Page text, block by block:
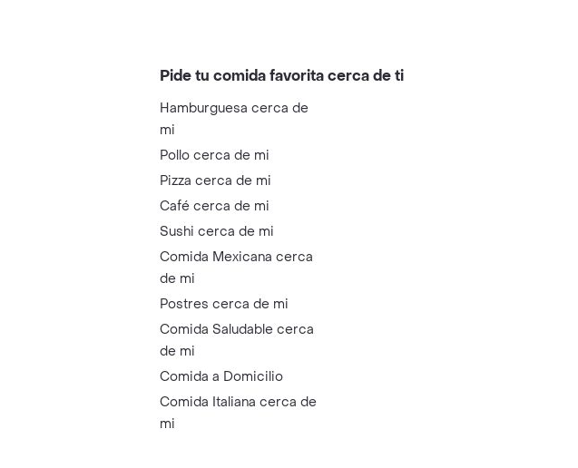
Pide tu comida favorita cerca de ti
Hamburguesa cerca de
mi
Pollo cerca de mi
Pizza cerca de mi
Café cerca de mi
Sushi cerca de mi
Comida Mexicana cerca
de mi
Postres cerca de mi
Comida Saludable cerca
de mi
Comida a Domicilio
Comida Italiana cerca de
mi